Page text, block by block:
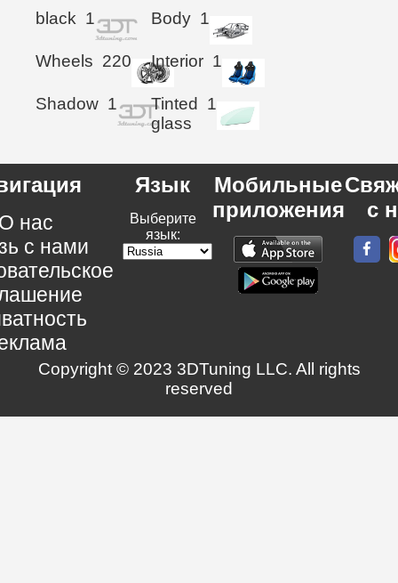
black 1 Body 1
Wheels 220 Interior 1
Shadow 1
Tinted
glass
1
нас
с нами
Язык
Выберите
язык:
Мобильные
приложения
с
Copyright © 2023 3DTuning LLC. All rights
reserved